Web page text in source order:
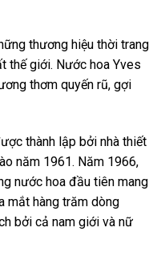
thương hiệu thời trang
thế giới. Nước hoa Yves
thơm quyến rũ, gợi
thành lập bởi nhà thiết
năm 1961. Năm 1966,
nước hoa đầu tiên mang
mắt hàng trăm dòng
bởi cả nam giới và nữ